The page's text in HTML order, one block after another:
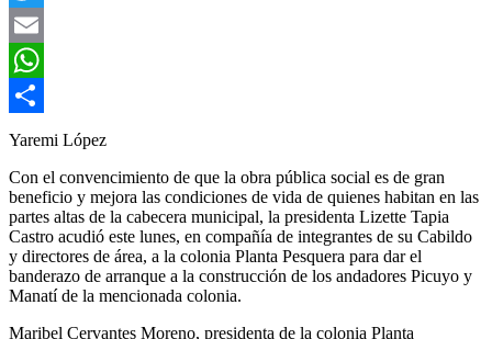
Twitter
Email
WhatsApp
Compartir
Yaremi López
Con el convencimiento de que la obra pública social es de gran
beneficio y mejora las condiciones de vida de quienes habitan en las
partes altas de la cabecera municipal, la presidenta Lizette Tapia
Castro acudió este lunes, en compañía de integrantes de su Cabildo
y directores de área, a la colonia Planta Pesquera para dar el
banderazo de arranque a la construcción de los andadores Picuyo y
Manatí de la mencionada colonia.
Maribel Cervantes Moreno, presidenta de la colonia Planta